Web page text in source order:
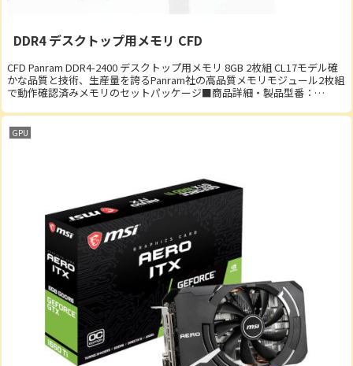
DDR4 デスクトップ用メモリ CFD
CFD Panram DDR4-2400 デスクトップ用メモリ 8GB 2枚組 CL17モデル確
かな品質と技術、生産量を誇るPanram社の高品質メモリモジュール2枚組
で動作確認済みメモリのセットパッケージ■商品詳細・製品型番：
GPU